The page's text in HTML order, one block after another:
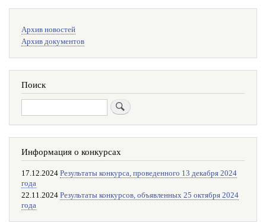
поиска
Архив новостей
Архив документов
Поиск
Информация о конкурсах
17.12.2024 Результаты конкурса, проведенного 13 декабря 2024
года
22.11.2024 Результаты конкурсов, объявленных 25 октября 2024
года